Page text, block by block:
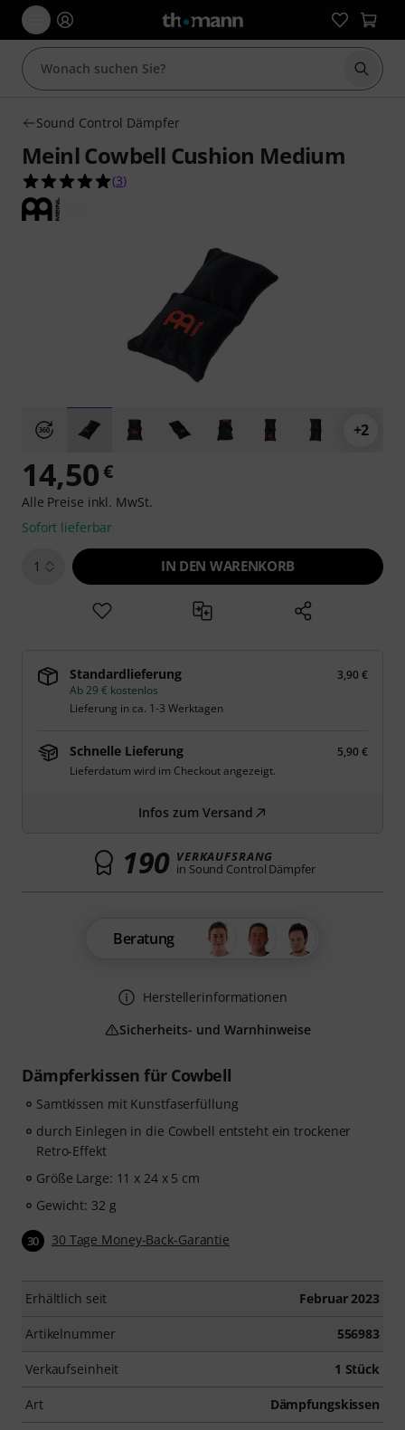
Suche
Sound Control Dämpfer
Meinl Cowbell Cushion Medium
5.0 von 5 Sternen aus 3 Kundenbewertungen
(3)
+2
Dämpferkissen für Cowbell
Samtkissen mit Kunstfaserfüllung
durch Einlegen in die Cowbell entsteht ein trockener
Retro-Effekt
Größe Large: 11 x 24 x 5 cm
Gewicht: 32 g
30 30 Tage Money-Back-Garantie
Erhältlich seit Februar 2023
Artikelnummer 556983
Verkaufseinheit 1 Stück
Art Dämpfungskissen
14,50€
Alle Preise inkl. MwSt.
Sofort lieferbar
1 IN DEN WARENKORB
Standardlieferung
3,90 €
Ab 29 € kostenlos
Lieferung in ca. 1-3 Werktagen
Schnelle Lieferung
5,90 €
Lieferdatum wird im Checkout angezeigt.
Infos zum Versand
190 VERKAUFSRANG
in Sound Control Dämpfer
Beratung
Herstellerinformationen
Sicherheits- und Warnhinweise